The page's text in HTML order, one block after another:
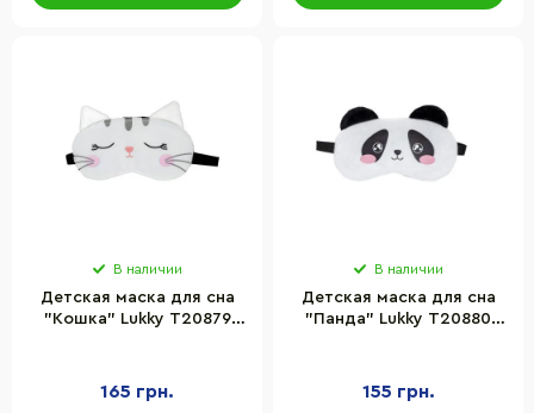
В наличии
Детская маска для сна
"Кошка" Lukky T20879
165 грн.
В наличии
Детская маска для сна
"Панда" Lukky T20880
155 грн.